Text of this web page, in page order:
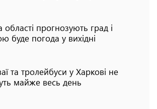
області прогнозують град і
буде погода у вихідні
та тролейбуси у Харкові не
майже весь день